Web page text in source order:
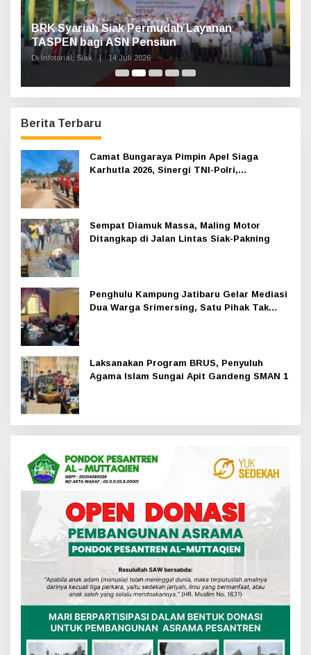
BRK Syariah Siak Permudah Layanan
TASPEN bagi ASN Pensiun
Di Infotorial, Siak | 14 Juli 2026
Berita Terbaru
Camat Bungaraya Pimpin Apel Siaga
Karhutla 2026, Sinergi TNI-Polri,
Sempat Diamuk Massa, Maling Motor
Ditangkap di Jalan Lintas Siak-Pakning
Penghulu Kampung Jatibaru Gelar Mediasi
Dua Warga Srimersing, Satu Pihak Tak
Laksanakan Program BRUS, Penyuluh
Agama Islam Sungai Apit Gandeng SMAN 1